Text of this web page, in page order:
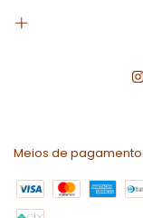
Meios de pagamento